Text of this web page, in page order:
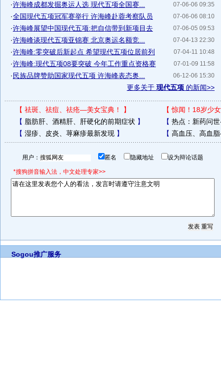
07-06-06 09:35
·许海峰成都发掘奥运人选 现代五项全国赛...
07-06-06 08:10
·全国现代五项冠军赛举行 许海峰赴蓉考察队员
07-06-05 09:53
·许海峰展望中国现代五项:把自信带到新项目去
07-04-13 22:30
·许海峰谈现代五项亚锦赛 北京奥运名额竞...
07-04-11 10:48
·许海峰:零突破后新起点 希望现代五项位居前列
07-01-09 11:58
·许海峰:现代五项08要突破 今年工作重点资格赛
06-12-06 15:30
· 民族品牌赞助国家现代五项 许海峰表态奥...
更多关于 现代五项 的新闻>>
【 祛斑、祛痘、祛疮—美女宝典！ 】 【惊闻！18岁少
【 脂肪肝、酒精肝、肝硬化的前期症状 】 【 热点：新药问
【 湿疹、皮炎、荨麻疹最新发现】 【 高血压、高血
用户： 匿名 隐藏地址 设为辩论话题
*搜狗拼音输入法，中文处理专家>>
Sogou推广服务